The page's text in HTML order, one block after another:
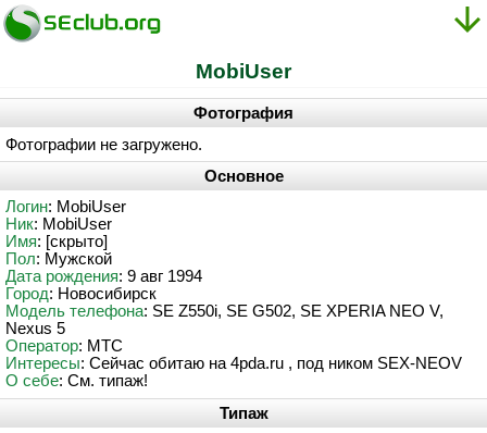
MobiUser
Фотография
Фотографии не загружено.
Основное
Логин: MobiUser
Ник: MobiUser
Имя: [скрыто]
Пол: Мужской
Дата рождения: 9 авг 1994
Город: Новосибирск
Модель телефона: SE Z550i, SE G502, SE XPERIA NEO V,
Nexus 5
Оператор: МТС
Интересы: Сейчас обитаю на 4pda.ru , под ником SEX-NEOV
О себе: См. типаж!
Типаж